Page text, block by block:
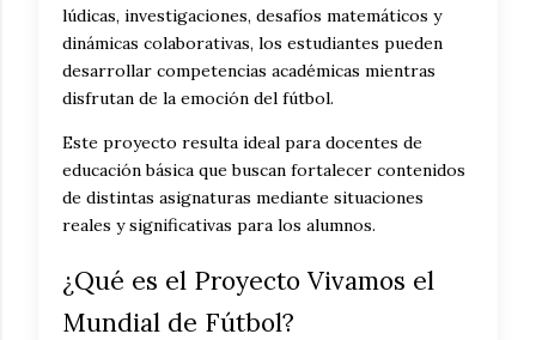
lúdicas, investigaciones, desafíos matemáticos y
dinámicas colaborativas, los estudiantes pueden
desarrollar competencias académicas mientras
disfrutan de la emoción del fútbol.
Este proyecto resulta ideal para docentes de
educación básica que buscan fortalecer contenidos
de distintas asignaturas mediante situaciones
reales y significativas para los alumnos.
¿Qué es el Proyecto Vivamos el
Mundial de Fútbol?